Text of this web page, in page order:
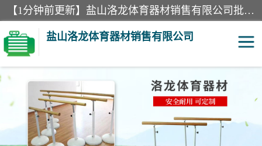
【1分钟前更新】盐山洛龙体育器材销售有限公司批量供应：300米障碍器材、400米障碍器材、部队训练器材、双杠、体操垫、舞蹈把杆等产品。盐山洛龙体育器材销售有限公司经过多年的发展，集研发，生产，销售，售后服务为一体. 奉行“质量，信誉，服务”的宗旨，以开拓创新的精神和真诚守信的态度积极进取。
盐山洛龙体育器材销售有限公司
单双杠 舞蹈把杆
400米障碍器材 体操垫